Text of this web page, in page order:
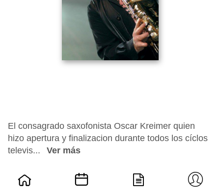
El consagrado saxofonista Oscar Kreimer quien
hizo apertura y finalizacion durante todos los cíclos
televis...
Ver más